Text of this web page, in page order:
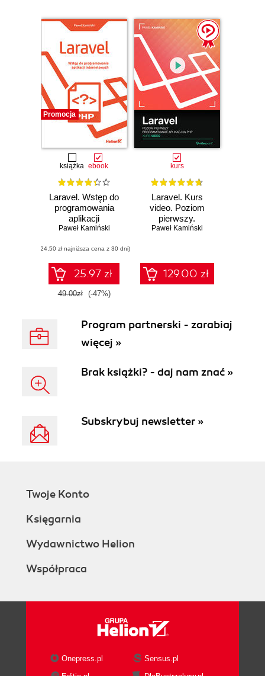
Promocja
książka ebook
Laravel. Wstęp do
programowania
aplikacji
internetowych
Paweł Kamiński
(24,50 zł najniższa cena z 30 dni)
25.97 zł
49.00zł (-47%)
kurs
Laravel. Kurs
video. Poziom
pierwszy.
Programowanie
Paweł Kamiński
129.00 zł
Program partnerski - zarabiaj
więcej »
Brak książki? - daj nam znać »
Subskrybuj newsletter »
Twoje Konto
Księgarnia
Wydawnictwo Helion
Współpraca
Onepress.pl
Sensus.pl